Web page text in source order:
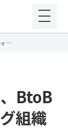
ィ…
BtoB
組織